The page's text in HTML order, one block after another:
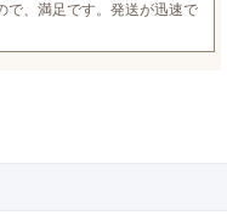
で、満足です。発送が迅速で